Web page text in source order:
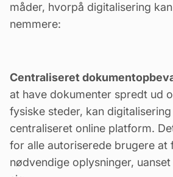
måder, hvorpå digitalisering
nemmere:
Centraliseret
at have dokumenter spredt ud
fysiske steder, kan
centraliseret online platform.
for alle autoriserede brugere at
nødvendige oplysninger,